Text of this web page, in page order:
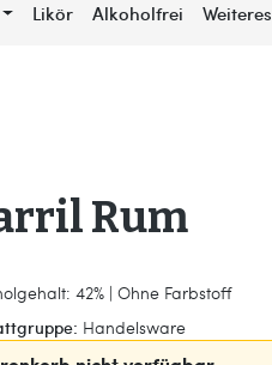
Likör Alkoholfrei Weiteres
Rum
42% | Ohne Farbstoff
Handelsware